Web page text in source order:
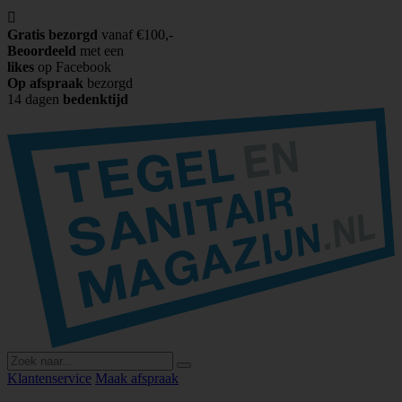

Gratis bezorgd vanaf €100,-
Beoordeeld met een
likes op Facebook
Op afspraak bezorgd
14 dagen bedenktijd
Klantenservice Maak afspraak